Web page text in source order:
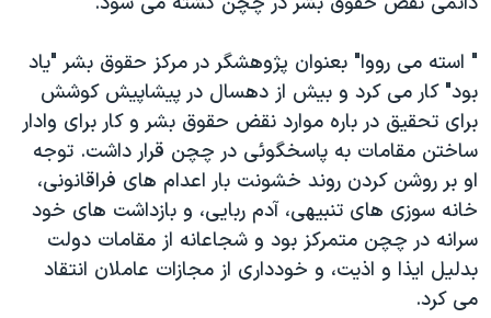
فرهنگ و زندگی
حقوق شهروندی
اقتصادی
علم و فناوری
گالری عکس
آرشیو پخش زنده
مستندها
انتخابات ریاست جمهوری آمریکا ۲۰۲۴
حمله جمهوری اسلامی به اسرائیل
رمز مهسا
اعتراضات زن، زندگی، آزادی
مجموعه مستندهای دادخواهی
یادگیری زبان انگلیسی
دنبال کنید
زبانهای مختلف
" استه می رووا" بعنوان پژوهشگر در مرکز حقوق بشر "یاد
بود" کار می کرد و بیش از دهسال در پیشاپیش کوشش
برای تحقیق در باره موارد نقض حقوق بشر و کار برای وادار
ساختن مقامات به پاسخگوئی در چچن قرار داشت. توجه
او بر روشن کردن روند خشونت بار اعدام های فراقانونی،
خانه سوزی های تنبیهی، آدم ربایی، و بازداشت های خود
سرانه در چچن متمرکز بود و شجاعانه از مقامات دولت
بدلیل ایذا و اذیت، و خودداری از مجازات عاملان انتقاد
می کرد.